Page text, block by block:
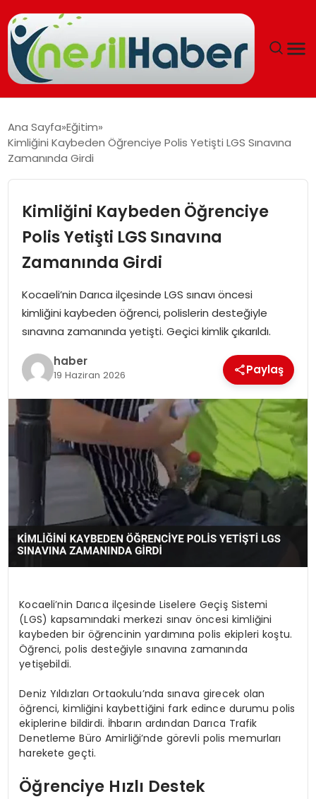
GÜNCEL
SOSYAL HABER
SPOR
EKONOMI
MAGAZIN
TEKNOLOJI
Ana Sayfa Eğitim
Kimliğini Kaybeden Öğrenciye Polis Yetişti LGS Sınavına
Zamanında Girdi
Kimliğini Kaybeden Öğrenciye
Polis Yetişti LGS Sınavına
Zamanında Girdi
Kocaeli’nin Darıca ilçesinde LGS sınavı öncesi
kimliğini kaybeden öğrenci, polislerin desteğiyle
sınavına zamanında yetişti. Geçici kimlik çıkarıldı.
haber
19 Haziran 2026 Paylaş
Kocaeli’nin Darıca ilçesinde Liselere Geçiş Sistemi
(LGS) kapsamındaki merkezi sınav öncesi kimliğini
kaybeden bir öğrencinin yardımına polis ekipleri koştu.
Öğrenci, polis desteğiyle sınavına zamanında
yetişebildi.
Deniz Yıldızları Ortaokulu’nda sınava girecek olan
öğrenci, kimliğini kaybettiğini fark edince durumu polis
ekiplerine bildirdi. İhbarın ardından Darıca Trafik
Denetleme Büro Amirliği’nde görevli polis memurları
harekete geçti.
Öğrenciye Hızlı Destek